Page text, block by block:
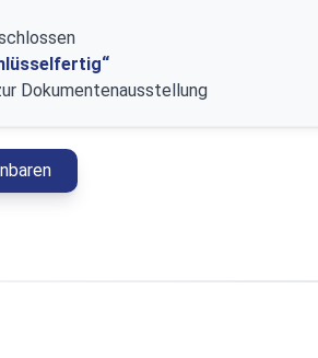
Dokumentenausstellung